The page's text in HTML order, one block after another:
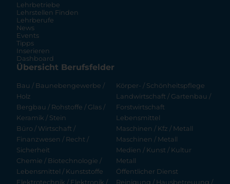
Lehrbetriebe
Lehrstellen Finden
Lehrberufe
News
Events
Tipps
Inserieren
Dashboard
Übersicht Berufsfelder
Bau / Baunebengewerbe /
Holz
Bergbau / Rohstoffe / Glas /
Keramik / Stein
Büro / Wirtschaft /
Finanzwesen / Recht /
Sicherheit
Chemie / Biotechnologie /
Lebensmittel / Kunststoffe
Elektrotechnik / Elektronik /
Körper- / Schönheitspflege
Landwirtschaft / Gartenbau /
Forstwirtschaft
Lebensmittel
Maschinen / Kfz / Metall
Maschinen / Metall
Medien / Kunst / Kultur
Metall
Öffentlicher Dienst
Reinigung / Hausbetreuung /